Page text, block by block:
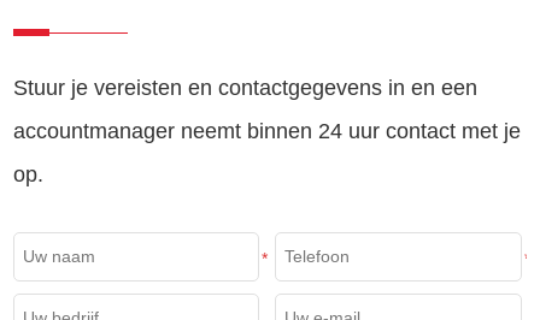
Stuur je vereisten en contactgegevens in en een
accountmanager neemt binnen 24 uur contact met je
op.
* *